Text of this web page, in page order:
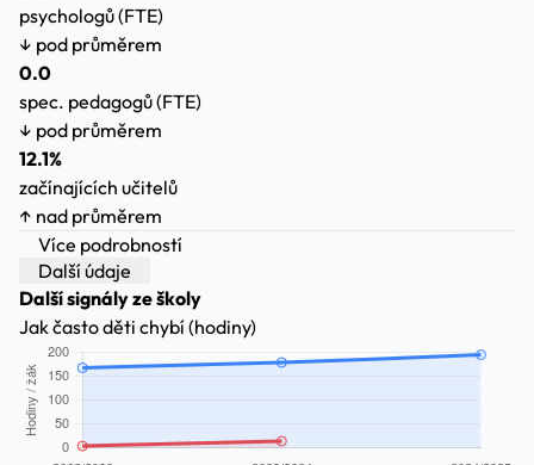
psychologů (FTE)
↓ pod průměrem
0.0
spec. pedagogů (FTE)
↓ pod průměrem
12.1%
začínajících učitelů
↑ nad průměrem
Více podrobností
Další údaje
Další signály ze školy
Jak často děti chybí (hodiny)